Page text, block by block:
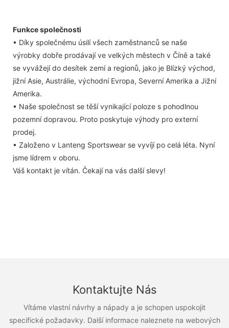
Funkce společnosti
• Díky společnému úsilí všech zaměstnanců se naše
výrobky dobře prodávají ve velkých městech v Číně a také
se vyvážejí do desítek zemí a regionů, jako je Blízký východ,
jižní Asie, Austrálie, východní Evropa, Severní Amerika a Jižní
Amerika.
• Naše společnost se těší vynikající poloze s pohodlnou
pozemní dopravou. Proto poskytuje výhody pro externí
prodej.
• Založeno v Lanteng Sportswear se vyvíjí po celá léta. Nyní
jsme lídrem v oboru.
Váš kontakt je vítán. Čekají na vás další slevy!
Kontaktujte Nás
Vítáme vlastní návrhy a nápady a je schopen uspokojit
specifické požadavky. Další informace naleznete na webových